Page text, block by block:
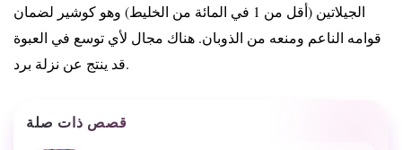
الجيلاتين (أقل من 1 في المائة من الخليط) وهو كوشير لضمان
قوامه الناعم ومنعه من الذوبان. هناك مجال لأي توسع في العبوة
قد ينتج عن نزلة برد.
قصص ذات صلة